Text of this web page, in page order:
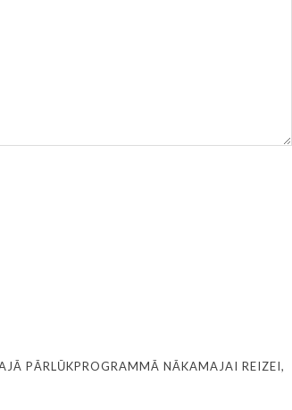
PĀRLŪKPROGRAMMĀ NĀKAMAJAI REIZEI,